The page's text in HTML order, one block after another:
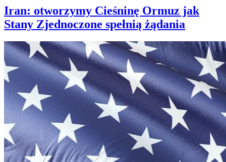
Iran: otworzymy Cieśninę Ormuz jak
Stany Zjednoczone spełnią żądania